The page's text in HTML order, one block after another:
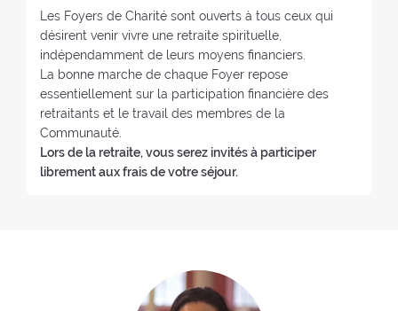
e
r
:
Les Foyers de Charité sont ouverts à tous ceux qui
désirent venir vivre une retraite spirituelle,
indépendamment de leurs moyens financiers.
La bonne marche de chaque Foyer repose
essentiellement sur la participation financière des
retraitants et le travail des membres de la
Communauté.
Lors de la retraite, vous serez invités à participer
librement aux frais de votre séjour.